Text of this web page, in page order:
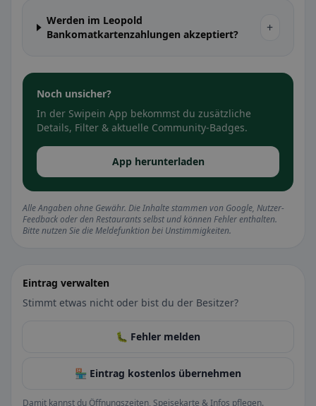
Werden im Leopold
Bankomatkartenzahlungen akzeptiert?
+
Noch unsicher?
In der Swipein App bekommst du zusätzliche
Details, Filter & aktuelle Community-Badges.
App herunterladen
Alle Angaben ohne Gewähr. Die Inhalte stammen von Google, Nutzer-
Feedback oder den Restaurants selbst und können Fehler enthalten.
Bitte nutzen Sie die Meldefunktion bei Unstimmigkeiten.
Eintrag verwalten
Stimmt etwas nicht oder bist du der Besitzer?
🐛 Fehler melden
🏪 Eintrag kostenlos übernehmen
Damit kannst du Öffnungszeiten, Speisekarte & Infos pflegen.